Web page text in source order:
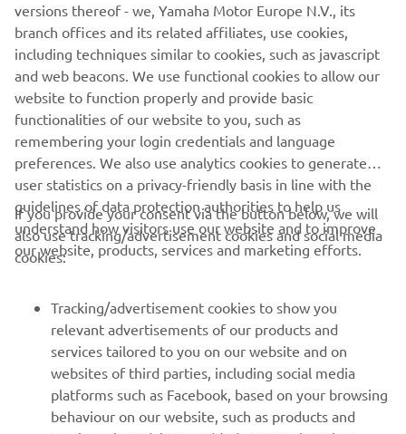
1
Referință: Site-ul oficial al PGA Show -
https://www.pgashow.com/
CORPORATE
MAI MULTE YAMAHA
SUPORT
versions thereof - we, Yamaha Motor Europe N.V., its
branch offices and its related affiliates, use cookies,
including techniques similar to cookies, such as javascript
and web beacons. We use functional cookies to allow our
website to function properly and provide basic
functionalities of our website to you, such as
remembering your login credentials and language
preferences. We also use analytics cookies to generate
user statistics on a privacy-friendly basis in line with the
guidelines of data protection authorities to help us
understand how visitors use our website and to improve
our website, products, services and marketing efforts.
If you provide your consent via the button below, we will
also use tracking/advertisement cookies and social media
cookies:
Tracking/advertisement cookies to show you
relevant advertisements of our products and
services tailored to you on our website and on
websites of third parties, including social media
platforms such as Facebook, based on your browsing
behaviour on our website, such as products and